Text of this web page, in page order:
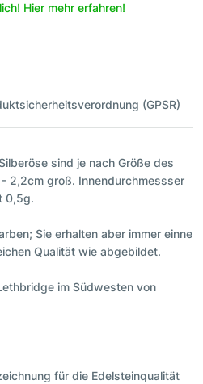
Hier mehr erfahren!
(GPSR)
sind je nach Größe des
2,2cm groß. Innendurchmessser
0,5g.
Sie erhalten aber immer einne
Qualität wie abgebildet.
im Südwesten von
für die Edelsteinqualität